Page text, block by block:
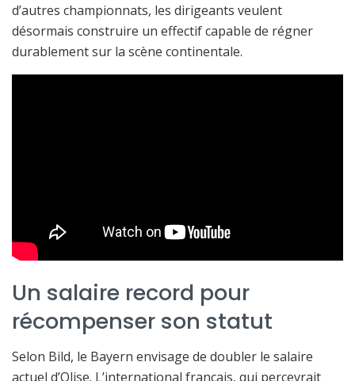
d’autres championnats, les dirigeants veulent
désormais construire un effectif capable de régner
durablement sur la scène continentale.
Un salaire record pour
récompenser son statut
Selon Bild, le Bayern envisage de doubler le salaire
actuel d’Olise. L’international français, qui percevrait